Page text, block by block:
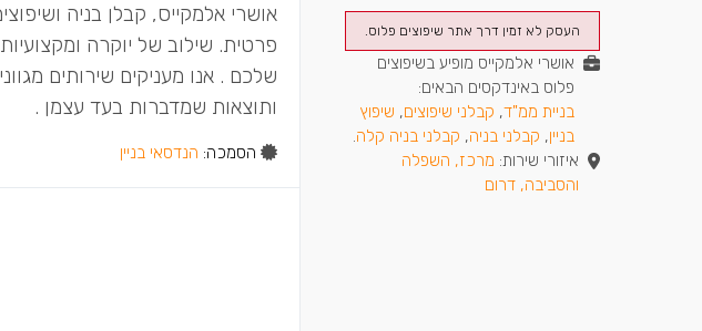
העסק לא זמין דרך אתר שיפוצים פלוס.
אושרי אלמקייס מופיע בשיפוצים
פלוס באינדקסים הבאים:
בניית ממ"ד, קבלני שיפוצים, שיפוץ
בניין, קבלני בניה, קבלני בניה קלה.
איזורי שירות: מרכז, השפלה
והסביבה, דרום
אושרי אלמקייס, קבלן בניה
פרטית. שילוב של יוקרה
שלכם . אנו מעניקים שירותים
ותוצאות שמדברות בעד עצמן .
הסמכה: הנדסאי בניין